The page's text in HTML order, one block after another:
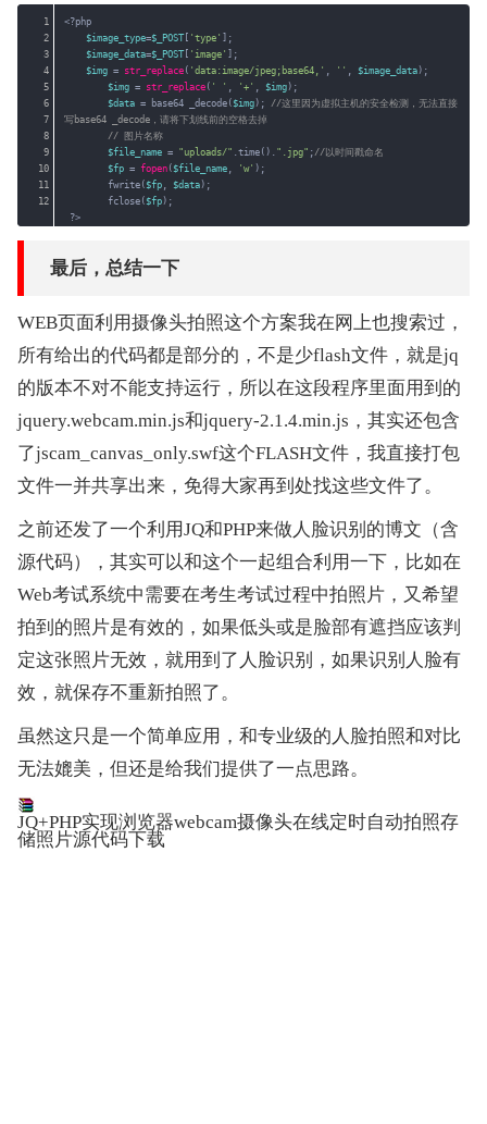
1
2
3
4
5
6
7
8
9
10
11
12
<?php
$image_type=$_POST[ 'type'
];
$image_data=$_POST[ 'image'
];
$img = str_replace ( 'data:image/jpeg;base64,' '' $image_data );
$img = str_replace ( ' ' '+' $img );
$data = base64 _decode( $img ); //这里因为虚拟主机的安全检测，无法直接
写base64 _decode，请将下划线前的空格去掉
// 图片名称
$file_name = "uploads/" .time(). ".jpg" ; //以时间戳命名
$fp = fopen ( $file_name 'w' );
fwrite( $fp $data );
fclose( $fp );
?>
最后，总结一下
WEB页面利用摄像头拍照这个方案我在网上也搜索过，
所有给出的代码都是部分的，不是少flash文件，就是jq
的版本不对不能支持运行，所以在这段程序里面用到的
jquery.webcam.min.js和jquery-2.1.4.min.js，其实还包含
了jscam_canvas_only.swf这个FLASH文件，我直接打包
文件一并共享出来，免得大家再到处找这些文件了。
之前还发了一个利用JQ和PHP来做人脸识别的博文（含
源代码），其实可以和这个一起组合利用一下，比如在
Web考试系统中需要在考生考试过程中拍照片，又希望
拍到的照片是有效的，如果低头或是脸部有遮挡应该判
定这张照片无效，就用到了人脸识别，如果识别人脸有
效，就保存不重新拍照了。
虽然这只是一个简单应用，和专业级的人脸拍照和对比
无法媲美，但还是给我们提供了一点思路。
JQ+PHP实现浏览器webcam摄像头在线定时自动拍照存
储照片源代码下载